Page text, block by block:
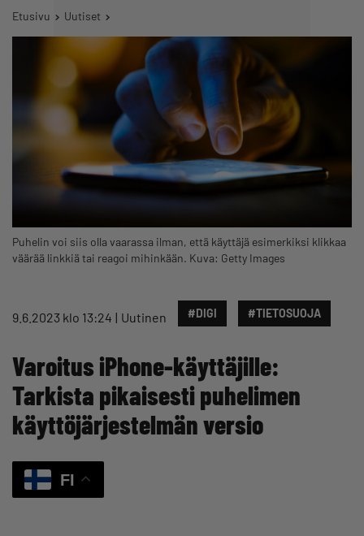
Etusivu Uutiset
Puhelin voi siis olla vaarassa ilman, että käyttäjä esimerkiksi klikkaa
väärää linkkiä tai reagoi mihinkään. Kuva: Getty Images
9.6.2023 klo 13:24 Uutinen #DIGI #TIETOSUOJA
Varoitus iPhone-käyttäjille:
Tarkista pikaisesti puhelimen
käyttöjärjestelmän versio
FI
Suodata hakutuloksia: näytä kaikki sisältö